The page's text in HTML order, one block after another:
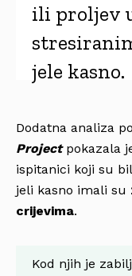
ili proljev
jele kasno.
Dodatna analiza
Projectpokazala
ispitanici koji su
jeli kasno imali su
crijevima.
Kod njih je